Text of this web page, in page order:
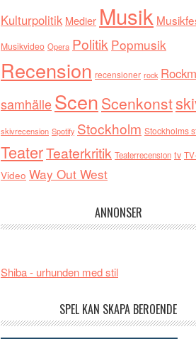
Kulturpolitik Medier Musik
Musikvideo Opera Politik Popmusik
Recension recensioner rock
samhälleScen Scenkonst
skivrecension Spotify Stockholm Stockholms
TeaterTeaterkritik Teaterrecension tv
Video Way Out West
ANNONSER
Shiba - urhunden med stil
SPEL KAN SKAPA BEROENDE